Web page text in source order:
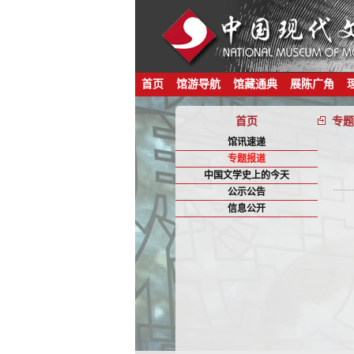
首页 馆游导航 馆藏通典 展陈广角
首页 专
馆讯速递
专题报道
中国文学史上的今天
公示公告
信息公开